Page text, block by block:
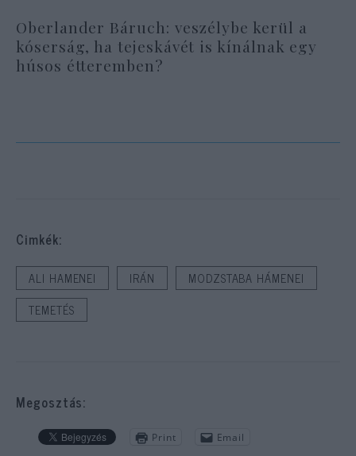
Oberlander Báruch: veszélybe kerül a
kóserság, ha tejeskávét is kínálnak egy
húsos étteremben?
Cimkék:
ALI HAMENEI IRÁN
MODZSTABA HÁMENEI
TEMETÉS
Megosztás:
Print Email